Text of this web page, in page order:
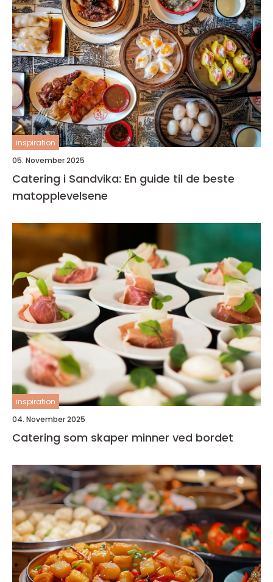
inspiration
05. November 2025
Catering i Sandvika: En guide til de beste
matopplevelsene
inspiration
04. November 2025
Catering som skaper minner ved bordet